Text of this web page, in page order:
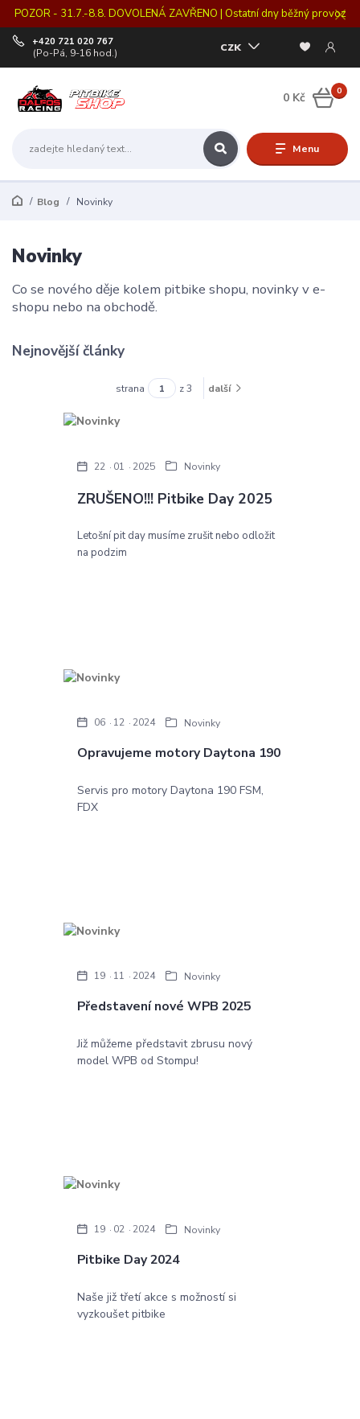
POZOR - 31.7.-8.8. DOVOLENÁ ZAVŘENO | Ostatní dny běžný provoz
Menu
CZK
+420 721 020 767
(Po-Pá, 9-16 hod.)
0
0 Kč
Blog Novinky
Novinky
Co se nového děje kolem pitbike shopu, novinky v e-
shopu nebo na obchodě.
Nejnovější články
strana z 3 další
ZRUŠENO!!! Pitbike Day 2025
22 01 2025 Novinky
Letošní pit day musíme zrušit nebo odložit
na podzim
Opravujeme motory Daytona 190
06 12 2024 Novinky
Servis pro motory Daytona 190 FSM,
FDX
Představení nové WPB 2025
19 11 2024 Novinky
Již můžeme představit zbrusu nový
model WPB od Stompu!
Pitbike Day 2024
19 02 2024 Novinky
Naše již třetí akce s možností si
vyzkoušet pitbike